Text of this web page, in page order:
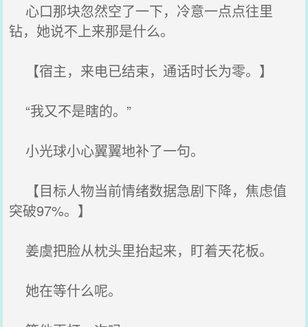
心口那块忽然空了一下，冷意一点点往里
钻，她说不上来那是什么。
【宿主，来电已结束，通话时长为零。】
“我又不是瞎的。”
小光球小心翼翼地补了一句。
【目标人物当前情绪数据急剧下降，焦虑值
突破97%。】
姜虞把脸从枕头里抬起来，盯着天花板。
她在等什么呢。